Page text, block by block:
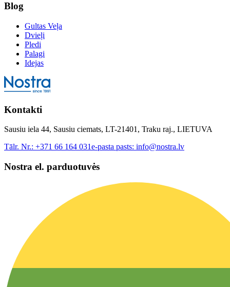
Blog
Gultas Veļa
Dvieļi
Pledi
Palagi
Idejas
Kontakti
Sausiu iela 44, Sausiu ciemats, LT-21401, Traku raj., LIETUVA
Tālr. Nr.: +371 66 164 031e-pasta pasts: info@nostra.lv
Nostra el. parduotuvės